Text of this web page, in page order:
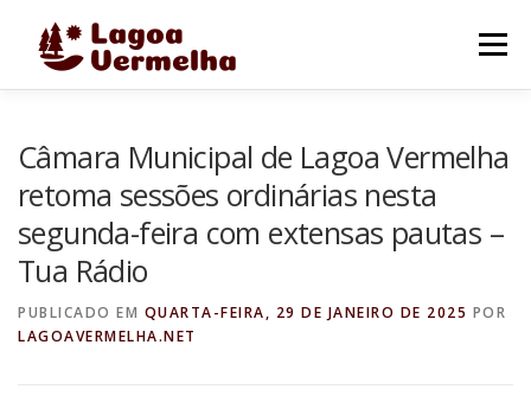
Menu
FALE CONOSCO
Câmara Municipal de Lagoa Vermelha
retoma sessões ordinárias nesta
segunda-feira com extensas pautas –
Tua Rádio
PUBLICADO EM QUARTA-FEIRA, 29 DE JANEIRO DE 2025 POR
LAGOAVERMELHA.NET